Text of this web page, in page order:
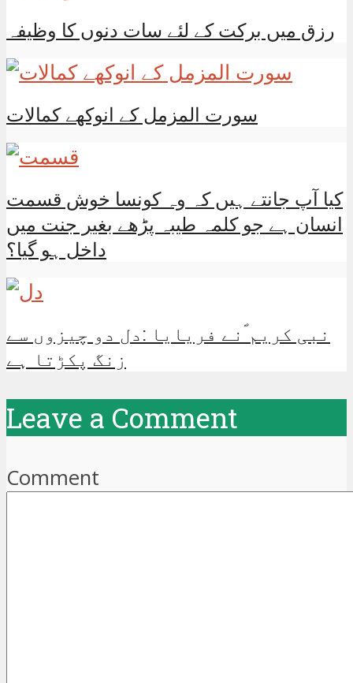
رزق میں برکت کے لئے سات دنوں کا وظیفہ
سورت المزمل کے انوکھے کمالات
کیا آپ جانتے ہیں کہ وہ کونسا خوش قسمت
انسان ہے جو کلمہ طیبہ پڑھے بغیر جنت میں
داخل ہو گیا؟
نبی کریم ؐنے فریایا :دل دو چیزوں سے
زنگ پکڑتا ہے
Leave a Comment
Comment